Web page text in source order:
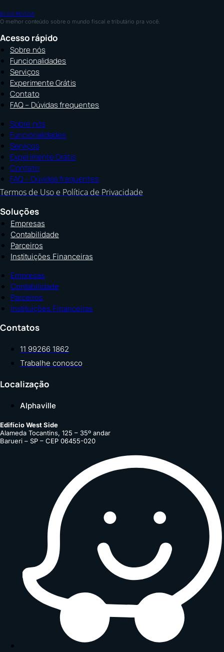
BLOG REVIZIA
O melhor conteúdo sobre o mundo fiscal e tributário pra você.
Acesso rápido
Sobre nós
Funcionalidades
Serviços
Experimente Grátis
Contato
FAQ – Dúvidas frequentes
Sobre nós
Funcionalidades
Serviços
Experimente Grátis
Contato
FAQ – Dúvidas frequentes
Termos de Uso e Política de Privacidade
Soluções
Empresas
Contabilidade
Parceiros
Instituições Financeiras
Empresas
Contabilidade
Parceiros
Instituições Financeiras
Contatos
11 99266 1862
Trabalhe conosco
Localização
Alphaville
Edifício West Side
Alameda Tocantins, 125 – 35º andar
Barueri – SP – CEP 06455-020